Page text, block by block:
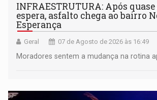
INFRAESTRUTURA: Após
espera, asfalto chega ao bairro
Esperança
Geral 07 de Agosto de 2026 às 16:49
Moradores sentem a mudança na rotina